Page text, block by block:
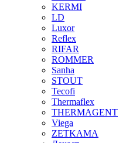
KERMI
LD
Luxor
Reflex
RIFAR
ROMMER
Sanha
STOUT
Tecofi
Thermaflex
THERMAGENT
Viega
ZETKAMA